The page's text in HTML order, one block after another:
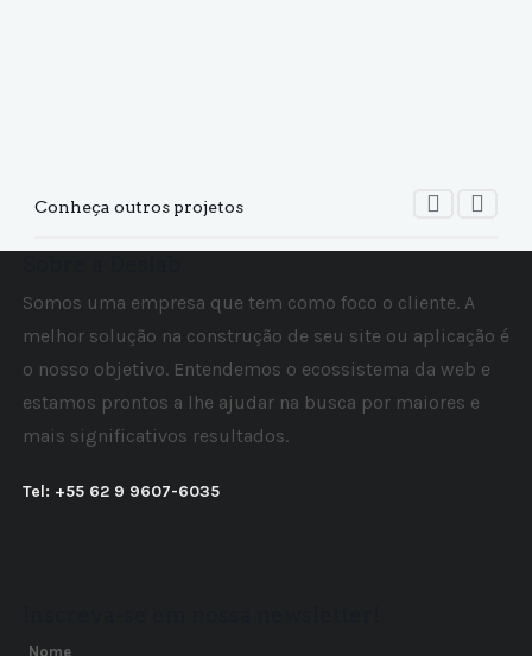
Conheça outros projetos
Somos uma empresa que tem como foco o cliente. A
melhor solução na construção de seu site ou aplicação é
o nosso objetivo. Entendemos o ecossistema da web e
estamos prontos a lhe ajudar na busca por maiores e
mais significativos resultados.
Tel: +55 62 9 9607-6035
Nome